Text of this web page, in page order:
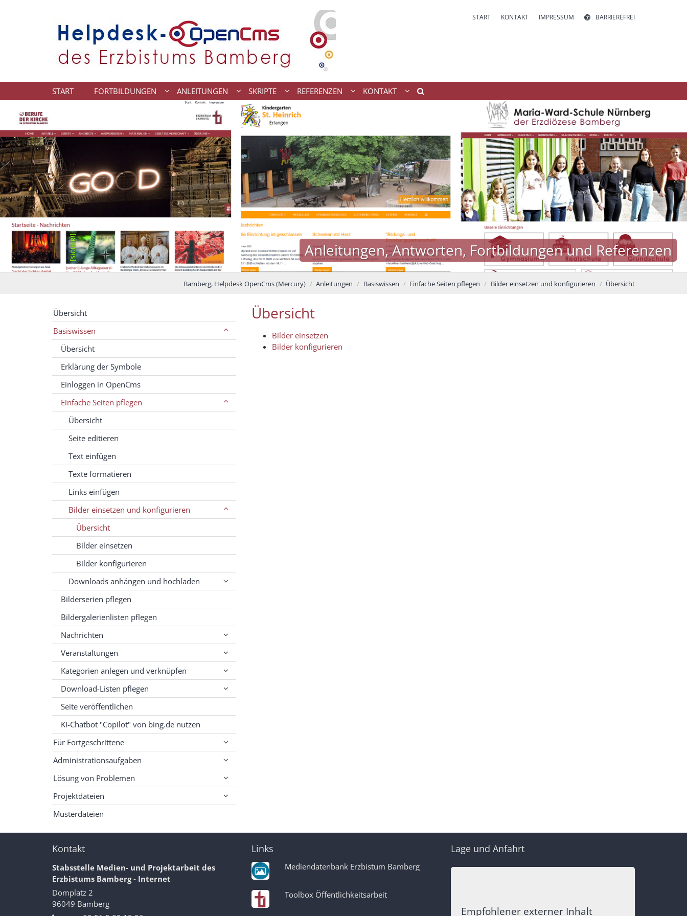
START KONTAKT IMPRESSUM BARRIEREFREI
START FORTBILDUNGEN ANLEITUNGEN SKRIPTE REFERENZEN KONTAKT
Anleitungen, Antworten, Fortbildungen und Referenzen
Bamberg, Helpdesk OpenCms (Mercury) Anleitungen Basiswissen Einfache Seiten pflegen Bilder einsetzen und konfigurieren Übersicht
Übersicht
Bilder einsetzen
Bilder konfigurieren
Übersicht
Basiswissen
Übersicht
Erklärung der Symbole
Einloggen in OpenCms
Einfache Seiten pflegen
Übersicht
Seite editieren
Text einfügen
Texte formatieren
Links einfügen
Bilder einsetzen und konfigurieren
Übersicht
Bilder einsetzen
Bilder konfigurieren
Downloads anhängen und hochladen
Bilderserien pflegen
Bildergalerienlisten pflegen
Nachrichten
Veranstaltungen
Kategorien anlegen und verknüpfen
Download-Listen pflegen
Seite veröffentlichen
KI-Chatbot "Copilot" von bing.de nutzen
Für Fortgeschrittene
Administrationsaufgaben
Lösung von Problemen
Projektdateien
Musterdateien
Kontakt
Stabsstelle Medien- und Projektarbeit des
Erzbistums Bamberg - Internet
Domplatz 2
96049 Bamberg
Links
Mediendatenbank Erzbistum Bamberg
Toolbox Öffentlichkeitsarbeit
Lage und Anfahrt
Empfohlener externer Inhalt